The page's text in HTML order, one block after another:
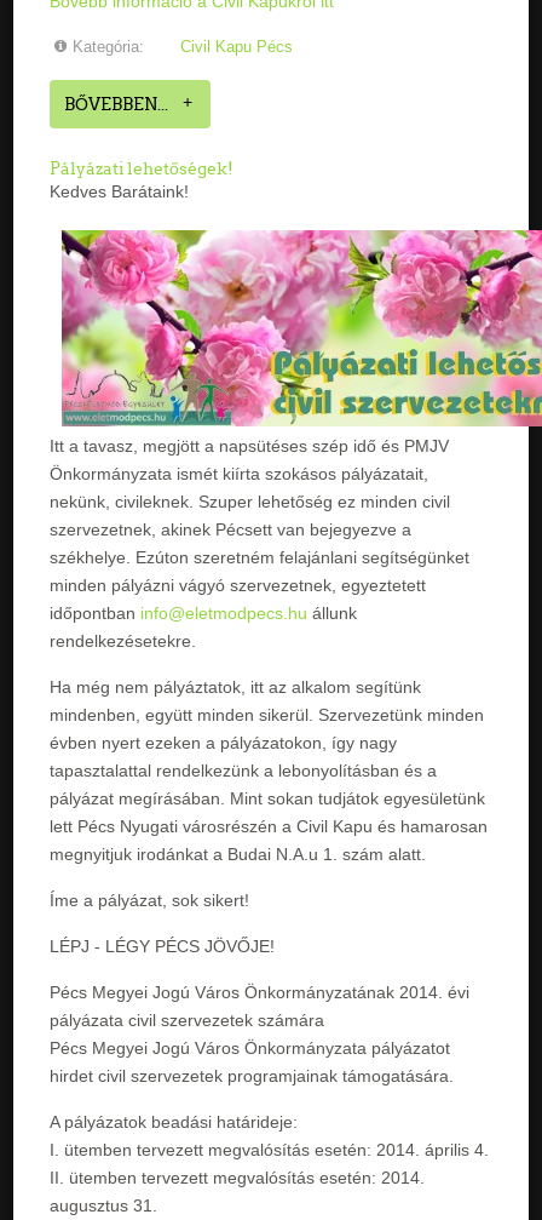
Kategória: Civil Kapu Pécs
BŐVEBBEN...
Pályázati lehetőségek!
Kedves Barátaink!
Itt a tavasz, megjött a napsütéses szép idő és PMJV
Önkormányzata ismét kiírta szokásos pályázatait,
nekünk, civileknek. Szuper lehetőség ez minden civil
szervezetnek, akinek Pécsett van bejegyezve a
székhelye. Ezúton szeretném felajánlani segítségünket
minden pályázni vágyó szervezetnek, egyeztetett
időpontban info@eletmodpecs.hu állunk
rendelkezésetekre.
Ha még nem pályáztatok, itt az alkalom segítünk
mindenben, együtt minden sikerül. Szervezetünk minden
évben nyert ezeken a pályázatokon, így nagy
tapasztalattal rendelkezünk a lebonyolításban és a
pályázat megírásában. Mint sokan tudjátok egyesületünk
lett Pécs Nyugati városrészén a Civil Kapu és hamarosan
megnyitjuk irodánkat a Budai N.A.u 1. szám alatt.
Íme a pályázat, sok sikert!
LÉPJ - LÉGY PÉCS JÖVŐJE!
Pécs Megyei Jogú Város Önkormányzatának 2014. évi
pályázata civil szervezetek számára
Pécs Megyei Jogú Város Önkormányzata pályázatot
hirdet civil szervezetek programjainak támogatására.
A pályázatok beadási határideje:
I. ütemben tervezett megvalósítás esetén: 2014. április 4.
II. ütemben tervezett megvalósítás esetén: 2014.
augusztus 31.